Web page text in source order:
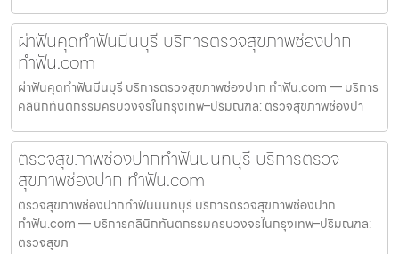
ผ่าฟันคุดทำฟันมีนบุรี บริการตรวจสุขภาพช่องปาก
ทำฟัน.com
ผ่าฟันคุดทำฟันมีนบุรี บริการตรวจสุขภาพช่องปาก ทำฟัน.com — บริการ
คลินิกทันตกรรมครบวงจรในกรุงเทพ–ปริมณฑล: ตรวจสุขภาพช่องปา
ตรวจสุขภาพช่องปากทำฟันนนทบุรี บริการตรวจ
สุขภาพช่องปาก ทำฟัน.com
ตรวจสุขภาพช่องปากทำฟันนนทบุรี บริการตรวจสุขภาพช่องปาก
ทำฟัน.com — บริการคลินิกทันตกรรมครบวงจรในกรุงเทพ–ปริมณฑล:
ตรวจสุขภ